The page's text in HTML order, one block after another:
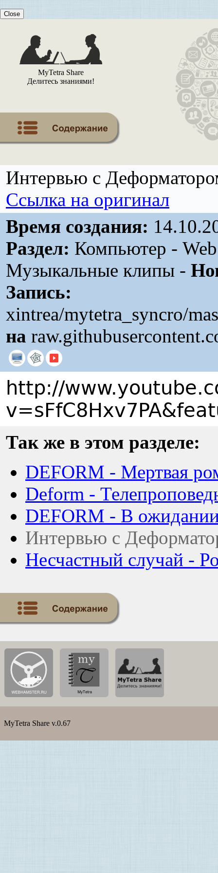
Close
MyTetra Share
Делитесь знаниями!
Интервью с
Ссылка на оригинал
Время создания:
Раздел: Компьютер -
Музыкальные клипы -
Запись:
xintrea/mytetra_syncro/
на
http://
Так же в этом разделе:
DEFORM - Мертвая
Deform -
DEFORM - В
Интервью с
Несчастный случай -
MyTetra Share v.0.67